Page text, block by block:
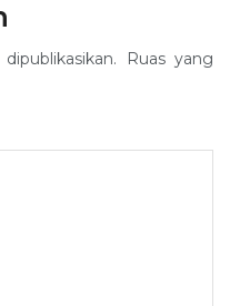
Ruas yang